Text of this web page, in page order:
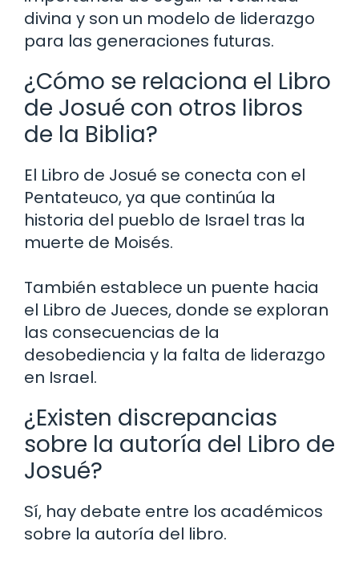
divina y son un modelo de liderazgo
para las generaciones futuras.
¿Cómo se relaciona el Libro
de Josué con otros libros
de la Biblia?
El Libro de Josué se conecta con el
Pentateuco, ya que continúa la
historia del pueblo de Israel tras la
muerte de Moisés.
También establece un puente hacia
el Libro de Jueces, donde se exploran
las consecuencias de la
desobediencia y la falta de liderazgo
en Israel.
¿Existen discrepancias
sobre la autoría del Libro de
Josué?
Sí, hay debate entre los académicos
sobre la autoría del libro.